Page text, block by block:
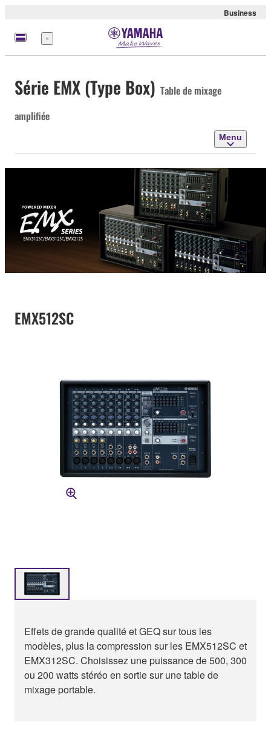
Business
Menu
Série EMX (Type Box) Table de mixage
amplifiée
Menu
EMX512SC
Effets de grande qualité et GEQ sur tous les
modèles, plus la compression sur les EMX512SC et
EMX312SC. Choisissez une puissance de 500, 300
ou 200 watts stéréo en sortie sur une table de
mixage portable.